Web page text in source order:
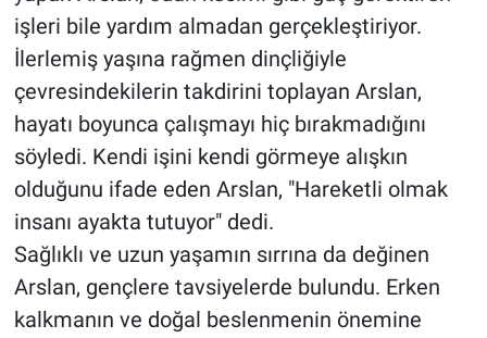
işleri bile yardım almadan gerçekleştiriyor.
İlerlemiş yaşına rağmen dinçliğiyle
çevresindekilerin takdirini toplayan Arslan,
hayatı boyunca çalışmayı hiç bırakmadığını
söyledi. Kendi işini kendi görmeye alışkın
olduğunu ifade eden Arslan, "Hareketli olmak
insanı ayakta tutuyor" dedi.
Sağlıklı ve uzun yaşamın sırrına da değinen
Arslan, gençlere tavsiyelerde bulundu. Erken
kalkmanın ve doğal beslenmenin önemine